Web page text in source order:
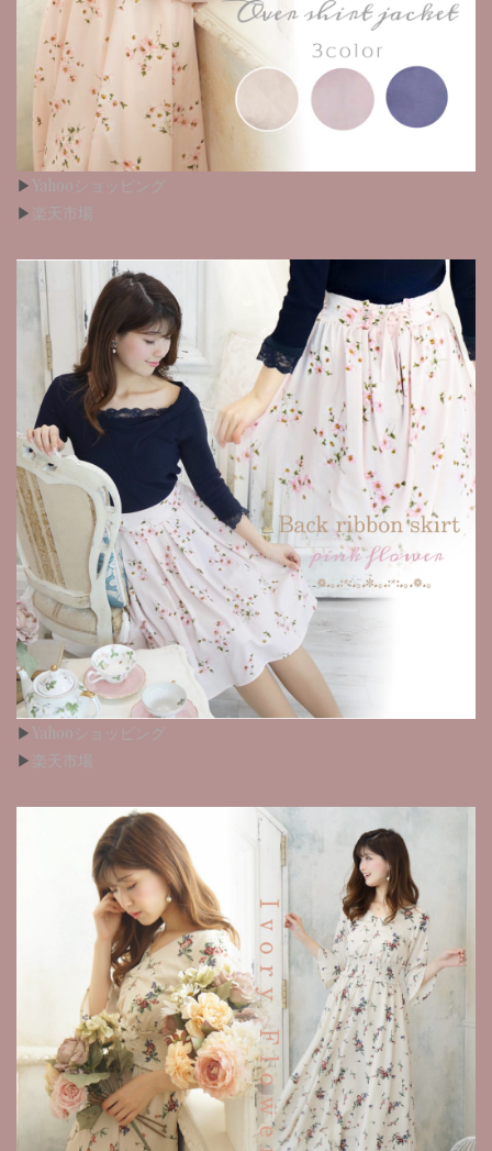
▶︎ Yahooショッピング
▶︎
▶︎ Yahooショッピング
▶︎